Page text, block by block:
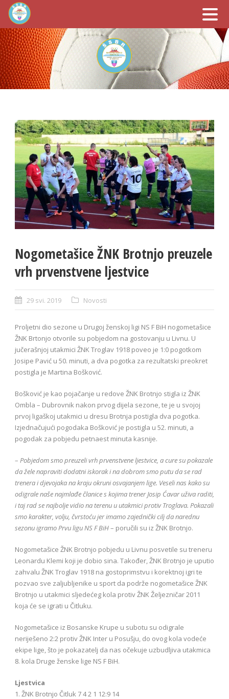
Nogometašice ŽNK Brotnjo preuzele
vrh prvenstvene ljestvice
29 svi. 2019 Novosti
Proljetni dio sezone u Drugoj ženskoj ligi NS F BiH nogometašice
ŽNK Brtonjo otvorile su pobjedom na gostovanju u Livnu. U
jučerašnjoj utakmici ŽNK Troglav 1918 poveo je 1:0 pogotkom
Josipe Pavić u 50. minuti, a dva pogotka za rezultatski preokret
postigla je Martina Bošković.
Bošković je kao pojačanje u redove ŽNK Brotnjo stigla iz ŽNK
Ombla – Dubrovnik nakon prvog dijela sezone, te je u svojoj
prvoj ligaškoj utakmici u dresu Brotnja postigla dva pogotka.
Izjednačujući pogodaka Bošković je postigla u 52. minuti, a
pogodak za pobjedu petnaest minuta kasnije.
– Pobjedom smo preuzeli vrh prvenstvene ljestvice, a cure su pokazale
da žele napraviti dodatni iskorak i na dobrom smo putu da se rad
trenera i djevojaka na kraju okruni osvajanjem lige. Veseli nas kako su
odigrale naše najmlađe članice s kojima trener Josip Ćavar uživa raditi,
i taj rad se najbolje vidio na terenu u utakmici protiv Troglava. Pokazali
smo karakter, volju, čvrstoću jer imamo zajednički cilj da narednu
sezonu igramo Prvu ligu NS F BiH– poručili su iz ŽNK Brotnjo.
Nogometašice ŽNK Brotnjo pobjedu u Livnu posvetile su treneru
Leonardu Klemi koji je dobio sina. Također, ŽNK Brotnjo je uputio
zahvalu ŽNK Troglav 1918 na gostoprimstvu i korektnoj igri te
pozvao sve zaljubljenike u sport da podrže nogometašice ŽNK
Brotnjo u utakmici sljedećeg kola protiv ŽNK Željezničar 2011
koja će se igrati u Čitluku.
Nogometašice iz Bosanske Krupe u subotu su odigrale
neriješeno 2:2 protiv ŽNK Inter u Posušju, do ovog kola vodeće
ekipe lige, što je pokazatelj da nas očekuje uzbudljiva utakmica
8. kola Druge ženske lige NS F BiH.
Ljestvica
1. ŽNK Brotnjo Čitluk 7 4 2 1 12:9 14